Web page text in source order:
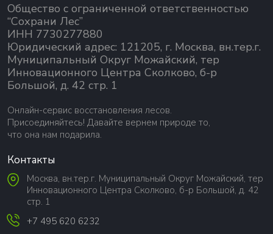
Общество с ограниченной ответственностью
“Сохрани Лес”
ИНН 7730277880
Юридический адрес: 121205, г. Москва, вн.тер.г.
Муниципальный Округ Можайский, тер
Инновационного Центра Сколково, б-р
Большой, д. 42 стр. 1
Онлайн-сервис восстановления лесов.
Присоединяйтесь! Давайте вернем природе то,
что она нам подарила.
Контакты
Москва, вн.тер.г. Муниципальный Округ Можайский, тер
Инновационного Центра Сколково, б-р Большой, д. 42
стр. 1
+7 495 620 6232